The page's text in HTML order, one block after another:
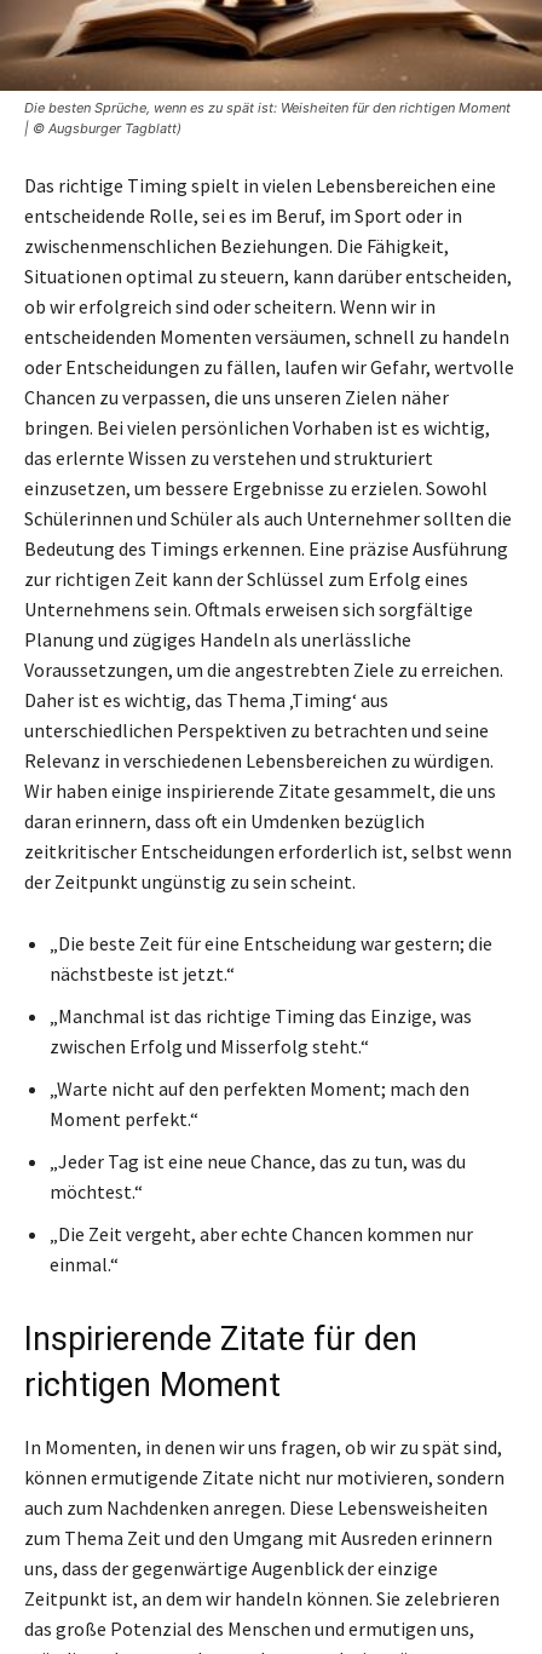
Die besten Sprüche, wenn es zu spät ist: Weisheiten für den richtigen Moment
| © Augsburger Tagblatt)
Das richtige Timing spielt in vielen Lebensbereichen eine
entscheidende Rolle, sei es im Beruf, im Sport oder in
zwischenmenschlichen Beziehungen. Die Fähigkeit,
Situationen optimal zu steuern, kann darüber entscheiden,
ob wir erfolgreich sind oder scheitern. Wenn wir in
entscheidenden Momenten versäumen, schnell zu handeln
oder Entscheidungen zu fällen, laufen wir Gefahr, wertvolle
Chancen zu verpassen, die uns unseren Zielen näher
bringen. Bei vielen persönlichen Vorhaben ist es wichtig,
das erlernte Wissen zu verstehen und strukturiert
einzusetzen, um bessere Ergebnisse zu erzielen. Sowohl
Schülerinnen und Schüler als auch Unternehmer sollten die
Bedeutung des Timings erkennen. Eine präzise Ausführung
zur richtigen Zeit kann der Schlüssel zum Erfolg eines
Unternehmens sein. Oftmals erweisen sich sorgfältige
Planung und zügiges Handeln als unerlässliche
Voraussetzungen, um die angestrebten Ziele zu erreichen.
Daher ist es wichtig, das Thema ‚Timing‘ aus
unterschiedlichen Perspektiven zu betrachten und seine
Relevanz in verschiedenen Lebensbereichen zu würdigen.
Wir haben einige inspirierende Zitate gesammelt, die uns
daran erinnern, dass oft ein Umdenken bezüglich
zeitkritischer Entscheidungen erforderlich ist, selbst wenn
der Zeitpunkt ungünstig zu sein scheint.
„Die beste Zeit für eine Entscheidung war gestern; die
nächstbeste ist jetzt.“
„Manchmal ist das richtige Timing das Einzige, was
zwischen Erfolg und Misserfolg steht.“
„Warte nicht auf den perfekten Moment; mach den
Moment perfekt.“
„Jeder Tag ist eine neue Chance, das zu tun, was du
möchtest.“
„Die Zeit vergeht, aber echte Chancen kommen nur
einmal.“
Inspirierende Zitate für den
richtigen Moment
In Momenten, in denen wir uns fragen, ob wir zu spät sind,
können ermutigende Zitate nicht nur motivieren, sondern
auch zum Nachdenken anregen. Diese Lebensweisheiten
zum Thema Zeit und den Umgang mit Ausreden erinnern
uns, dass der gegenwärtige Augenblick der einzige
Zeitpunkt ist, an dem wir handeln können. Sie zelebrieren
das große Potenzial des Menschen und ermutigen uns,